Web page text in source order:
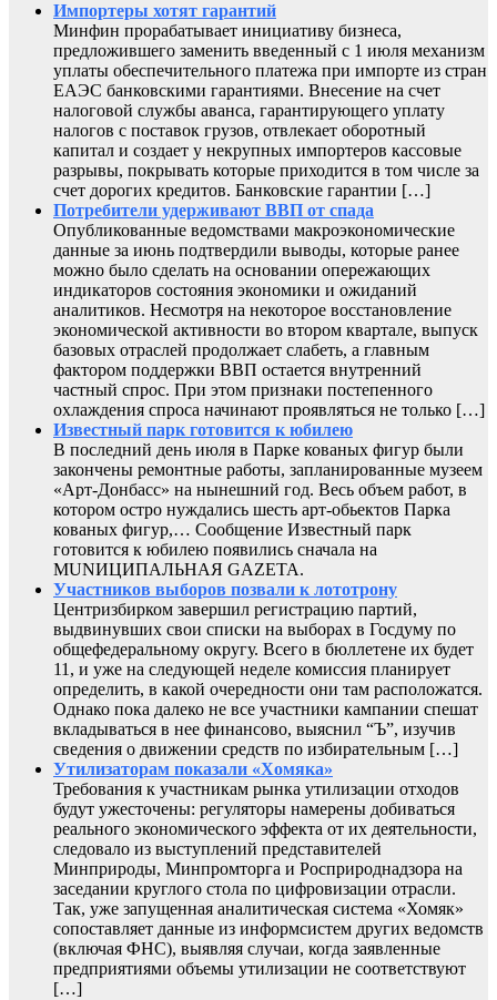
Импортеры хотят гарантий
Минфин прорабатывает инициативу бизнеса,
предложившего заменить введенный с 1 июля механизм
уплаты обеспечительного платежа при импорте из стран
ЕАЭС банковскими гарантиями. Внесение на счет
налоговой службы аванса, гарантирующего уплату
налогов с поставок грузов, отвлекает оборотный
капитал и создает у некрупных импортеров кассовые
разрывы, покрывать которые приходится в том числе за
счет дорогих кредитов. Банковские гарантии […]
Потребители удерживают ВВП от спада
Опубликованные ведомствами макроэкономические
данные за июнь подтвердили выводы, которые ранее
можно было сделать на основании опережающих
индикаторов состояния экономики и ожиданий
аналитиков. Несмотря на некоторое восстановление
экономической активности во втором квартале, выпуск
базовых отраслей продолжает слабеть, а главным
фактором поддержки ВВП остается внутренний
частный спрос. При этом признаки постепенного
охлаждения спроса начинают проявляться не только […]
Известный парк готовится к юбилею
В последний день июля в Парке кованых фигур были
закончены ремонтные работы, запланированные музеем
«Арт-Донбасс» на нынешний год. Весь объем работ, в
котором остро нуждались шесть арт-обьектов Парка
кованых фигур,… Сообщение Известный парк
готовится к юбилею появились сначала на
MUNИЦИПАЛЬНАЯ GAZЕТА.
Участников выборов позвали к лототрону
Центризбирком завершил регистрацию партий,
выдвинувших свои списки на выборах в Госдуму по
общефедеральному округу. Всего в бюллетене их будет
11, и уже на следующей неделе комиссия планирует
определить, в какой очередности они там расположатся.
Однако пока далеко не все участники кампании спешат
вкладываться в нее финансово, выяснил “Ъ”, изучив
сведения о движении средств по избирательным […]
Утилизаторам показали «Хомяка»
Требования к участникам рынка утилизации отходов
будут ужесточены: регуляторы намерены добиваться
реального экономического эффекта от их деятельности,
следовало из выступлений представителей
Минприроды, Минпромторга и Росприроднадзора на
заседании круглого стола по цифровизации отрасли.
Так, уже запущенная аналитическая система «Хомяк»
сопоставляет данные из информсистем других ведомств
(включая ФНС), выявляя случаи, когда заявленные
предприятиями объемы утилизации не соответствуют
[…]